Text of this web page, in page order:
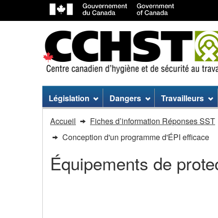
Menu
du
site
Législation Dangers Travailleurs
Accueil Fiches d’information Réponses SST
Conception d'un programme d'ÉPI efficace
Équipements de